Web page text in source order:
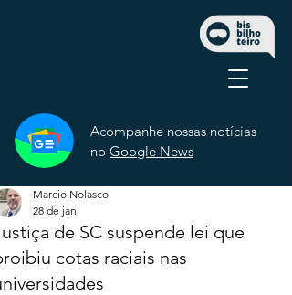
Acompanhe nossas notícias
no Google News
de SC suspende lei que
cotas raciais nas
Marcio Nolasco
28 de jan.